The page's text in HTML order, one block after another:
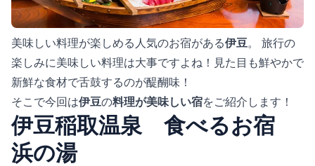
美味しい料理が楽しめる人気のお宿がある伊豆。 旅行の
楽しみに美味しい料理は大事ですよね！見た目も鮮やかで
新鮮な食材で舌鼓するのが醍醐味！
そこで今回は伊豆の料理が美味しい宿をご紹介します！
伊豆稲取温泉 食べるお宿
浜の湯